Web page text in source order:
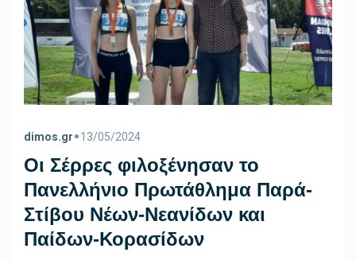
dimos.gr•13/05/2024
Οι Σέρρες φιλοξένησαν το
Πανελλήνιο Πρωτάθλημα Παρά-
Στίβου Νέων-Νεανίδων και
Παίδων-Κορασίδων